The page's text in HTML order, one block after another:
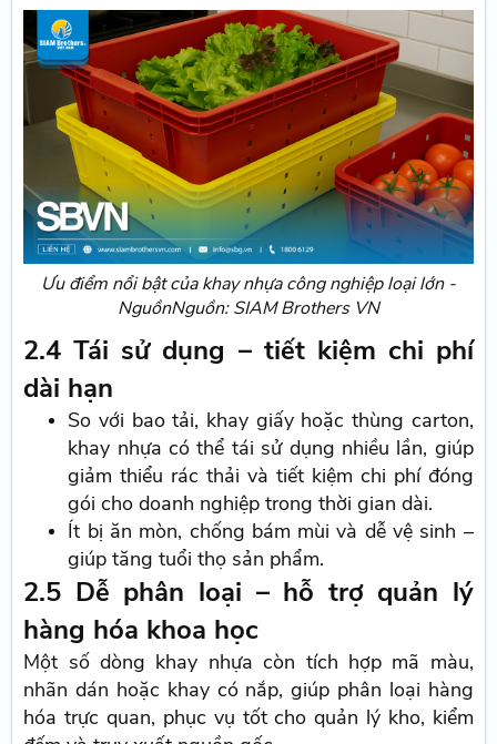
Ưu điểm nổi bật của khay nhựa công nghiệp loại lớn -
NguồnNguồn: SIAM Brothers VN
2.4 Tái sử dụng – tiết kiệm chi phí
dài hạn
So với bao tải, khay giấy hoặc thùng carton,
khay nhựa có thể tái sử dụng nhiều lần, giúp
giảm thiểu rác thải và tiết kiệm chi phí đóng
gói cho doanh nghiệp trong thời gian dài.
Ít bị ăn mòn, chống bám mùi và dễ vệ sinh –
giúp tăng tuổi thọ sản phẩm.
2.5 Dễ phân loại – hỗ trợ quản lý
hàng hóa khoa học
Một số dòng khay nhựa còn tích hợp mã màu,
nhãn dán hoặc khay có nắp, giúp phân loại hàng
hóa trực quan, phục vụ tốt cho quản lý kho, kiểm